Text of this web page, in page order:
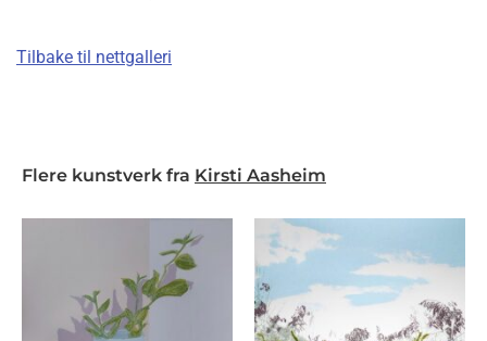
Tilbake til nettgalleri
Flere kunstverk fra Kirsti Aasheim